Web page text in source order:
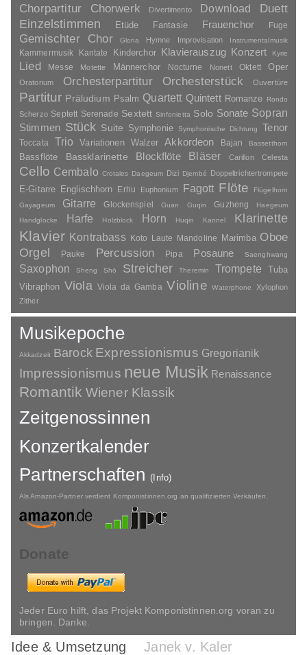
Chorpartitur Chorwerk Divertimento Download
Duett
Einzelstimmen
Etüde Fantasie Frauenchor Fuge
Gemischter Chor Gloria Hymne Improvisation Instrumentalmusik
Kammermusik Kantate Kinderchor Klavierauszug Konzert Kyrie
Lied Messe Motette Männerchor Nocturne Nonett Oktett Oper
Oratorium Orchesterpartitur Orchesterstück Ouvertüre
Partitur Präludium Psalm Quartett Quintett Romanze Rondo
Scherzo Septett Serenade Sextett Sinfonietta Solo Sonate Sopran
Stimmen Stück Suite Symphonie Symphonische Dichtung Tenor
Toccata Trio Variationen Walzer Akkordeon Bajan Bassetthorn
Bassflöte Bassklarinette Blockflöte Bläser Carillon Celesta
Cello Cembalo Crotales Daegeum Dizi Djembé Doppeltrichtertrompete
E-Gitarre Englischhorn Erhu Euphonium Fagott Flöte
Flügelhorn
Gayageum
Gitarre Glockenspiel Guan Guqin Guzheng
Haegeum
Handglocke
Harfe Holzblock Horn Huqin Kannel Klarinette
Klavier Kontrabass Koto Laute Mandoline Marimba Oboe
Orgel Pauke Percussion Pipa Posaune Saenghwang
Saxophon Sheng Shō Streicher Theremin Trompete
Tuba
Vibraphon Viola Viola da Gamba Violine Waterphone
Xylophon
Zither
Musikepoche
Akkadzeit Barock Expressionismus Gregorianik
Impressionismus neue Musik Renaissance
Romantik Wiener Klassik
Zeitgenossinnen
Konzertkalender
Partnerschaften(Info)
Als Amazon-Partner verdient Komponistinnen.org an qualifizierten Verkäufen.
Donate
Jeder Euro hilft, das Projekt Komponistinnen.org voran zu
bringen. Danke.
Idee & Umsetzung
Janek v. Kaler